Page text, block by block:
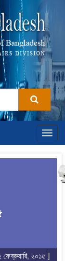
ফেব্রুয়ারি, ২০১৫ ]